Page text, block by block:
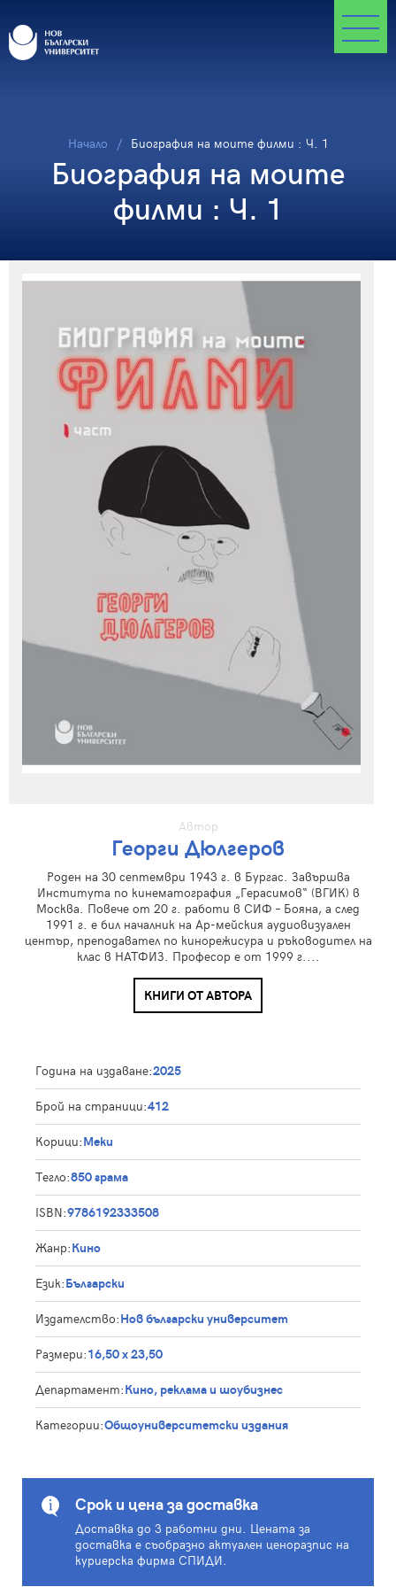
Начало Биография на моите филми : Ч. 1
Биография на моите
филми : Ч. 1
Автор
Георги Дюлгеров
Роден на 30 септември 1943 г. в Бургас. Завършва
Института по кинематография „Герасимов“ (ВГИК) в
Москва. Повече от 20 г. работи в СИФ – Бояна, а след
1991 г. е бил началник на Ар-мейския аудиовизуален
център, преподавател по кинорежисура и ръководител на
клас в НАТФИЗ. Професор е от 1999 г....
КНИГИ ОТ АВТОРА
Година на издаване:2025
Брой на страници:412
Корици:Меки
Тегло:850 грама
ISBN:9786192333508
Жанр:Кино
Език:Български
Издателство:Нов български университет
Размери:16,50 х 23,50
Департамент:Кино, реклама и шоубизнес
Категории:Общоуниверситетски издания
Срок и цена за доставка
Доставка до 3 работни дни. Цената за
доставка е съобразно актуален ценоразпис на
куриерска фирма СПИДИ.